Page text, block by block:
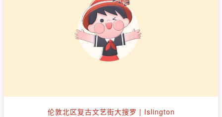
伦敦北区复古文艺街大搜罗 | Islington